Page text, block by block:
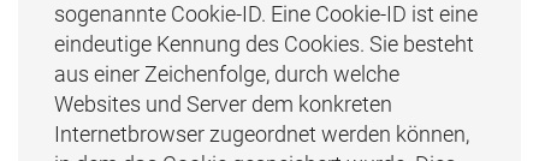
sogenannte Cookie-ID. Eine Cookie-ID ist eine
eindeutige Kennung des Cookies. Sie besteht
aus einer Zeichenfolge, durch welche
Websites und Server dem konkreten
Internetbrowser zugeordnet werden können,